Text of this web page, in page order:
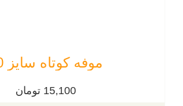
موفه کوتاه سایز 50
15,100 تومان